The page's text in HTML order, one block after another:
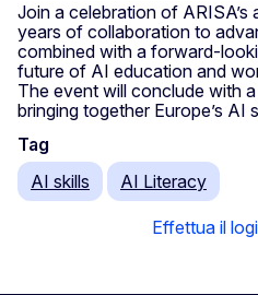
Join a celebration of
years of collaboration to
combined with a forward-
future of AI education and
The event will conclude with
bringing together Europe’s AI
Tag
AI skills
AI Literacy
Effettua il